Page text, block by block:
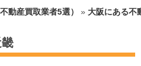
動産買取業者5選） » 大阪にある不
畿